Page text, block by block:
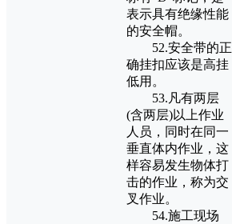
表示具有绝缘性能
的安全帽。
52.安全带的正
确挂扣应该是高挂
低用。
53.凡有两层
(含两层)以上作业
人员，同时在同一
垂直体内作业，这
样容易发生物体打
击的作业，称为交
叉作业。
54.施工现场